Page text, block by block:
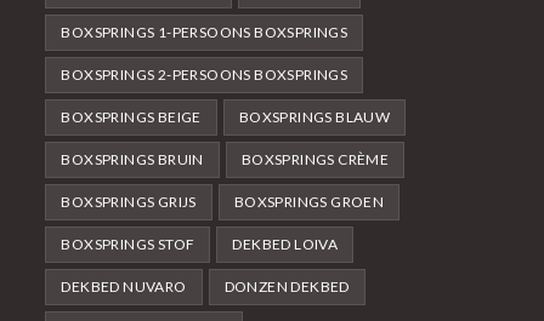
BOXSPRINGS 1-PERSOONS BOXSPRINGS
BOXSPRINGS 2-PERSOONS BOXSPRINGS
BOXSPRINGS BEIGE BOXSPRINGS BLAUW
BOXSPRINGS BRUIN BOXSPRINGS CRÈME
BOXSPRINGS GRIJS BOXSPRINGS GROEN
BOXSPRINGS STOF DEKBED LOIVA
DEKBED NUVARO DONZEN DEKBED